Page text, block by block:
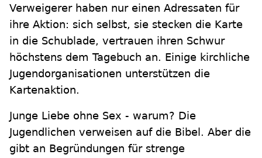
Verweigerer haben nur einen Adressaten für
ihre Aktion: sich selbst, sie stecken die Karte
in die Schublade, vertrauen ihren Schwur
höchstens dem Tagebuch an. Einige kirchliche
Jugendorganisationen unterstützen die
Kartenaktion.
Junge Liebe ohne Sex - warum? Die
Jugendlichen verweisen auf die Bibel. Aber die
gibt an Begründungen für strenge